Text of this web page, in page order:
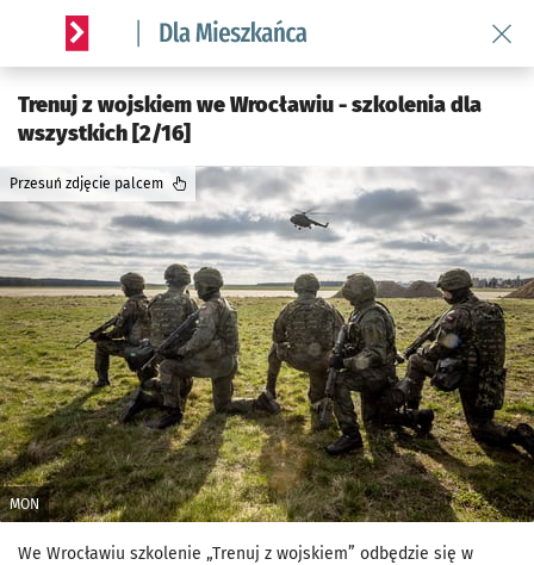
Serwis informacyjny wroclaw.pl podserwis: Dla mieszkańca
Trenuj z wojskiem we Wrocławiu - szkolenia dla
wszystkich [2/16]
MON
Przesuń zdjęcie palcem
We Wrocławiu szkolenie „Trenuj z wojskiem” odbędzie się w